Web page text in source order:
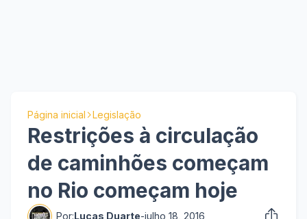
Página inicial Legislação
Restrições à circulação
de caminhões começam
no Rio começam hoje
Por:Lucas Duarte-julho 18, 2016